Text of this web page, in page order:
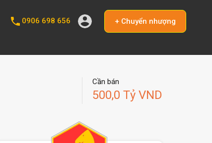
0906 698 656 + Chuyển nhượng
Cần bán
500,0 Tỷ VND